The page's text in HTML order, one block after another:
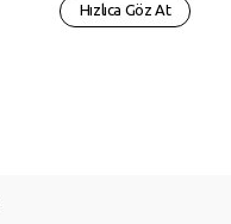
Hızlıca Göz At